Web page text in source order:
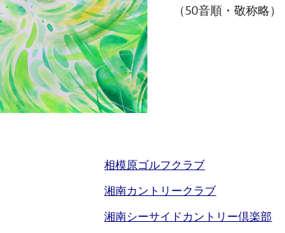
（50音順・敬称略）
相模原ゴルフクラブ
湘南カントリークラブ
湘南シーサイドカントリー倶楽部